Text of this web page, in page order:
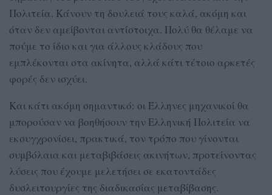
Πολιτεία. Κάνουν τη δουλειά τους καλά, ακόμη και
όταν δεν αμείβονται αντίστοιχα. Πολύ θα θέλαμε να
πούμε το ίδιο και για άλλους κλάδους που
εμπλέκονται στα ακίνητα, αλλά κάτι τέτοιο αρκετές
φορές δεν ισχύει.
Και κάτι ακόμη σημαντικό: οι Έλληνες μηχανικοί θα
μπορούσαν να βοηθήσουν την Ελληνική Πολιτεία να
εκσυγχρονίσει, πρακτικά, τον τρόπο που γίνονται
συμβόλαια και μεταβιβάσεις ακινήτων, προτείνοντας
λύσεις που έχουμε μελετήσει σε εκατοντάδες
δυσλειτουργίες της διαδικασίας μεταβίβασης.